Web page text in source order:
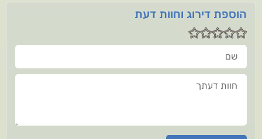
הוספת דירוג וחוות דעת
שם
חוות דעתך